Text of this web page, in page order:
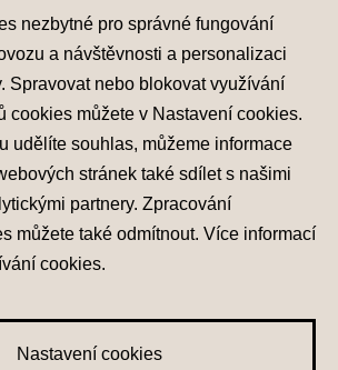
Hyundai Motor Czech s.r.o.
Všechna práva vyhrazena
Ochrana osobních údajů
Nastavení cookies
nezbytné pro správné fungování
a návštěvnosti a personalizaci
Spravovat nebo blokovat využívání
cookies můžete v Nastavení cookies.
udělíte souhlas, můžeme informace
stránek také sdílet s našimi
partnery. Zpracování
můžete také odmítnout. Více informací
cookies.
Nastavení cookies